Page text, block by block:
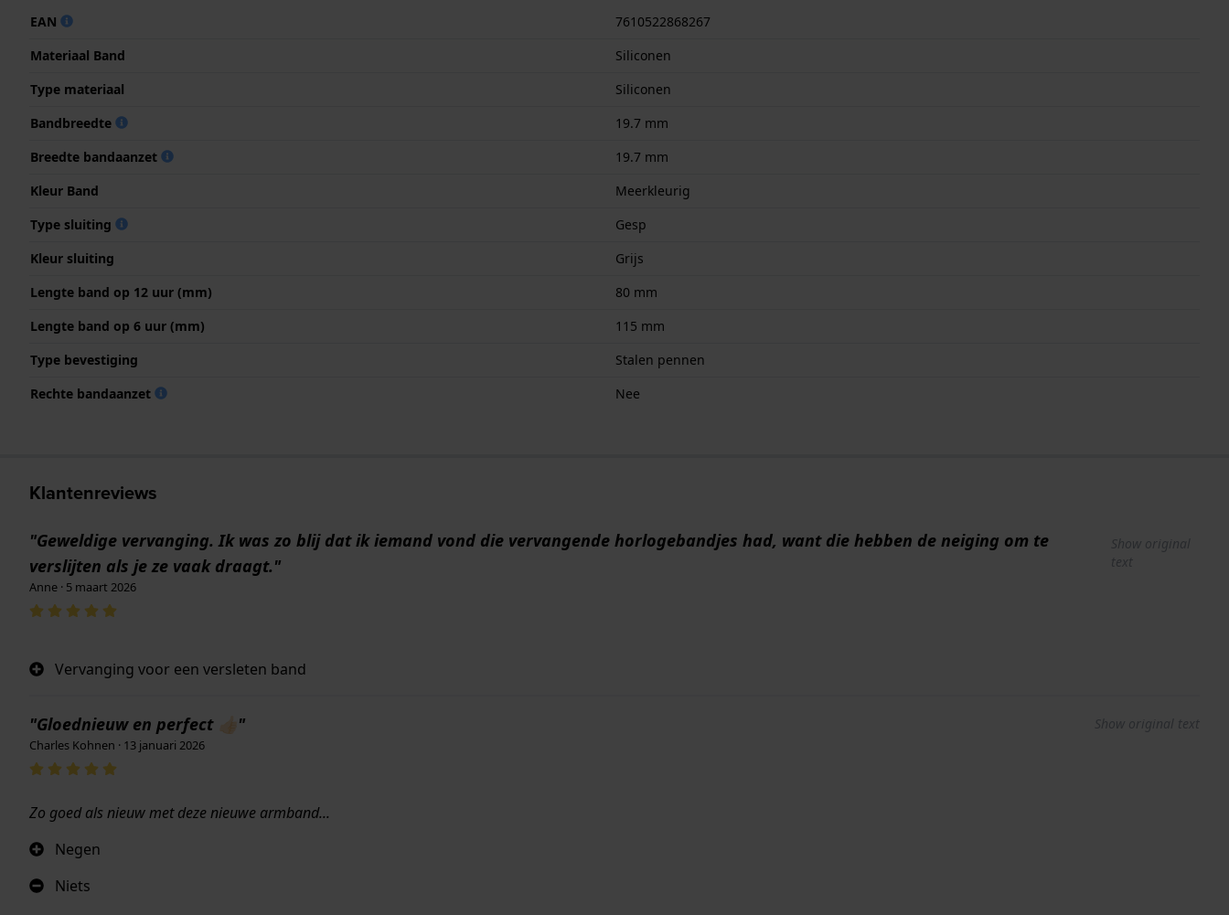
EAN
7610522868267
Materiaal Band
Siliconen
Type materiaal
Siliconen
Bandbreedte
19.7 mm
Breedte bandaanzet
19.7 mm
Kleur Band
Meerkleurig
Type sluiting
Gesp
Kleur sluiting
Grijs
Lengte band op 12 uur (mm)
80 mm
Lengte band op 6 uur (mm)
115 mm
Type bevestiging
Stalen pennen
Rechte bandaanzet
Nee
Klantenreviews
"Geweldige vervanging. Ik was zo blij dat ik iemand vond die vervangende horlogebandjes had, want die hebben de neiging om te
verslijten als je ze vaak draagt."
Show original
text
Anne · 5 maart 2026
Vervanging voor een versleten band
"Gloednieuw en perfect 👍🏻" Show original text
Charles Kohnen · 13 januari 2026
Zo goed als nieuw met deze nieuwe armband...
Negen
Niets